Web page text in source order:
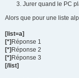
Jurer quand le PC
Alors que pour une liste
[list=a]
[*] Réponse 1
[*] Réponse 2
[*] Réponse 3
[/list]